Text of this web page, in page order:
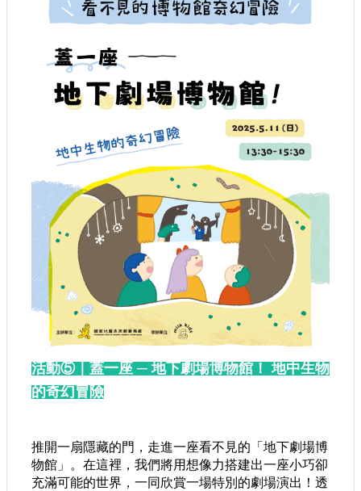
活動⑤｜蓋一座 ─ 地下劇場博物館！ 地中生物
的奇幻冒險
推開一扇隱藏的門，走進一座看不見的「地下劇場博
物館」。在這裡，我們將用想像力搭建出一座小巧卻
充滿可能的世界，一同欣賞一場特別的劇場演出！透